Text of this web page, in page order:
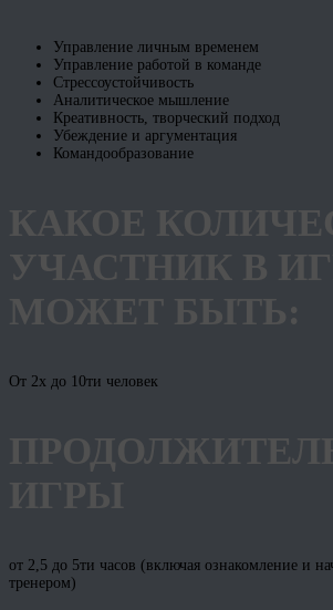
Управление личным временем
Управление работой в команде
Стрессоустойчивость
Аналитическое мышление
Креативность, творческий подход
Убеждение и аргументация
Командообразование
КАКОЕ
УЧАСТНИК В
МОЖЕТ БЫТЬ:
От 2х до 10ти человек
ИГРЫ
от 2,5 до 5ти часов (включая ознакомление и
тренером)